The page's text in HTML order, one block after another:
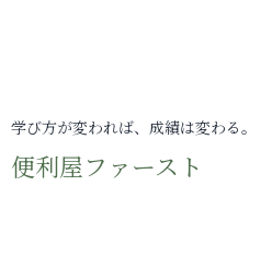
学び方が変われば、成績は変わる。
便利屋ファースト